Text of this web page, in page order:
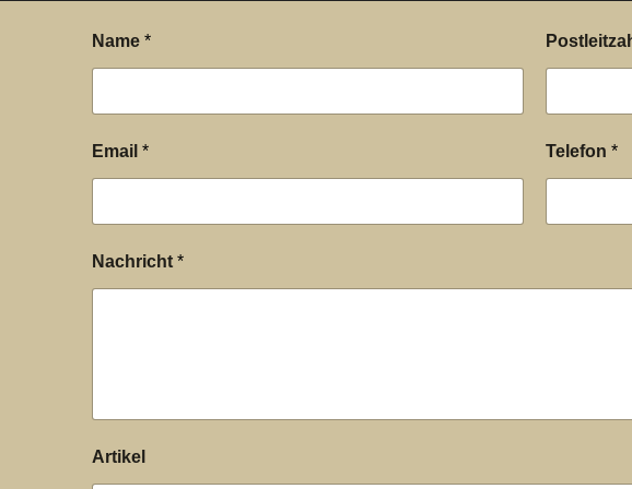
Name *
E
O
t
i
h
t
Email * Telefon *
Nachricht *
Artikel